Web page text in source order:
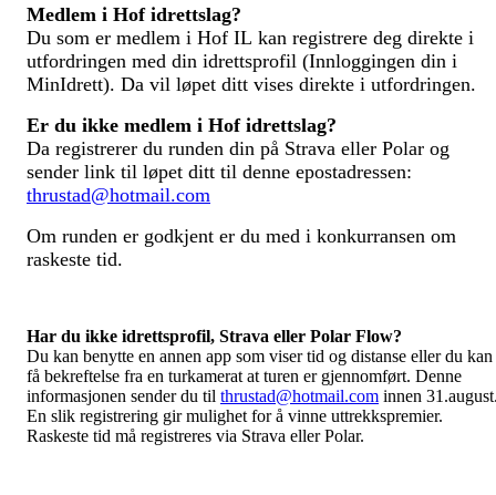
Medlem i Hof idrettslag?
Du som er medlem i Hof IL kan registrere deg direkte i
utfordringen med din idrettsprofil (Innloggingen din i
MinIdrett). Da vil løpet ditt vises direkte i utfordringen.
Er du ikke medlem i Hof idrettslag?
Da registrerer du runden din på Strava eller Polar og
sender link til løpet ditt til denne epostadressen:
thrustad@hotmail.com
Om runden er godkjent er du med i konkurransen om
raskeste tid.
Har du ikke idrettsprofil, Strava eller Polar Flow?
Du kan benytte en annen app som viser tid og distanse eller du kan
få bekreftelse fra en turkamerat at turen er gjennomført. Denne
informasjonen sender du til thrustad@hotmail.com innen
En slik registrering gir mulighet for å vinne uttrekkspremier.
Raskeste tid må registreres via Strava eller Polar.